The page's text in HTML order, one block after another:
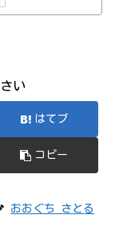
い
はてブ
コピー
おおぐち さとる